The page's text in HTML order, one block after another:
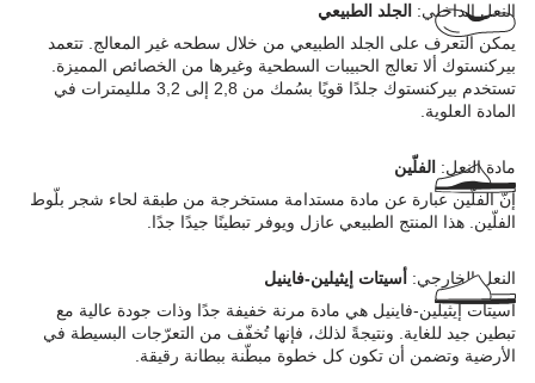
النعل الداخلي: الجلد الطبيعي
يمكن التعرف على الجلد الطبيعي من خلال سطحه غير المعالج. تتعمد
بيركنستوك ألا تعالج الحبيبات السطحية وغيرها من الخصائص المميزة.
تستخدم بيركنستوك جلدًا قويًا بسُمك من 2,8 إلى 3,2 ملليمترات في
المادة العلوية.
مادة النعل: الفلّين
إنّ الفلّين عبارة عن مادة مستدامة مستخرجة من طبقة لحاء شجر بلّوط
الفلّين. هذا المنتج الطبيعي عازل ويوفر تبطينًا جيدًا جدًا.
النعل الخارجي: أسيتات إيثيلين-فاينيل
أسيتات إيثيلين-فاينيل هي مادة مرنة خفيفة جدًا وذات جودة عالية مع
تبطين جيد للغاية. ونتيجةً لذلك، فإنها تُخفّف من التعرّجات البسيطة في
الأرضية وتضمن أن تكون كل خطوة مبطّنة ببطانة رقيقة.